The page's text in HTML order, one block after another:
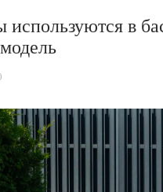
используются в